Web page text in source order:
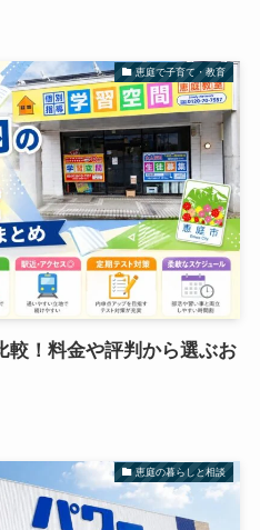
恵庭で子育て・教育
較！料金や評判から選ぶお
恵庭の暮らしと相談